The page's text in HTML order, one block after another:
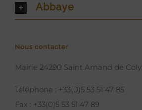
Abbaye
Nous contacter
Mairie 24290 Saint Amand de Coly
Téléphone : +33(0)5 53 51 47 85
Fax : +33(0)5 53 51 47 89